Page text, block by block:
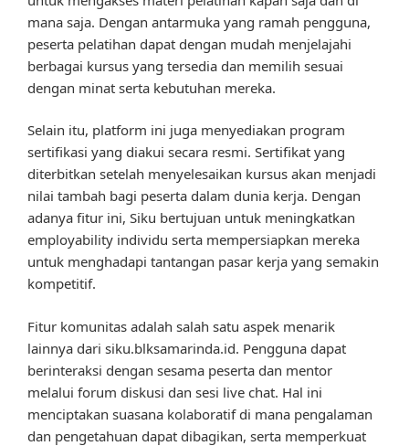
mana saja. Dengan antarmuka yang ramah pengguna,
peserta pelatihan dapat dengan mudah menjelajahi
berbagai kursus yang tersedia dan memilih sesuai
dengan minat serta kebutuhan mereka.
Selain itu, platform ini juga menyediakan program
sertifikasi yang diakui secara resmi. Sertifikat yang
diterbitkan setelah menyelesaikan kursus akan menjadi
nilai tambah bagi peserta dalam dunia kerja. Dengan
adanya fitur ini, Siku bertujuan untuk meningkatkan
employability individu serta mempersiapkan mereka
untuk menghadapi tantangan pasar kerja yang semakin
kompetitif.
Fitur komunitas adalah salah satu aspek menarik
lainnya dari siku.blksamarinda.id. Pengguna dapat
berinteraksi dengan sesama peserta dan mentor
melalui forum diskusi dan sesi live chat. Hal ini
menciptakan suasana kolaboratif di mana pengalaman
dan pengetahuan dapat dibagikan, serta memperkuat